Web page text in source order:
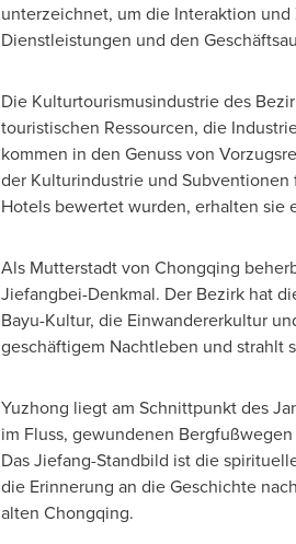
unterzeichnet, um die Interaktion
Dienstleistungen und den
Die Kulturtourismusindustrie des
touristischen Ressourcen, die
kommen in den Genuss von
der Kulturindustrie und
Hotels bewertet wurden, erhalten sie
Als Mutterstadt von Chongqing
Jiefangbei-Denkmal. Der Bezirk hat
Bayu-Kultur, die Einwandererkultur
geschäftigem Nachtleben und strahlt
Yuzhong liegt am Schnittpunkt des
im Fluss, gewundenen
Das Jiefang-Standbild ist die
die Erinnerung an die Geschichte
alten Chongqing.